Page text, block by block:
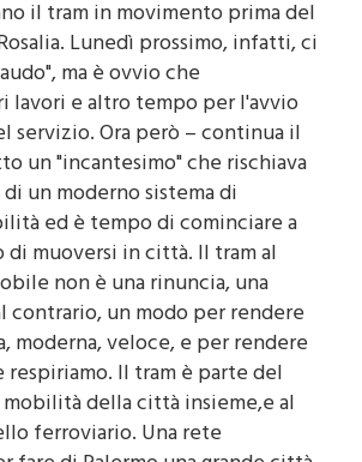
il tram in movimento prima del
Lunedì prossimo, infatti, ci
ma è ovvio che
lavori e altro tempo per l'avvio
servizio. Ora però – continua il
un "incantesimo" che rischiava
un moderno sistema di
ed è tempo di cominciare a
muoversi in città. Il tram al
non è una rinuncia, una
un modo per rendere
moderna, veloce, e per rendere
respiriamo. Il tram è parte del
della città insieme,e al
ferroviario. Una rete